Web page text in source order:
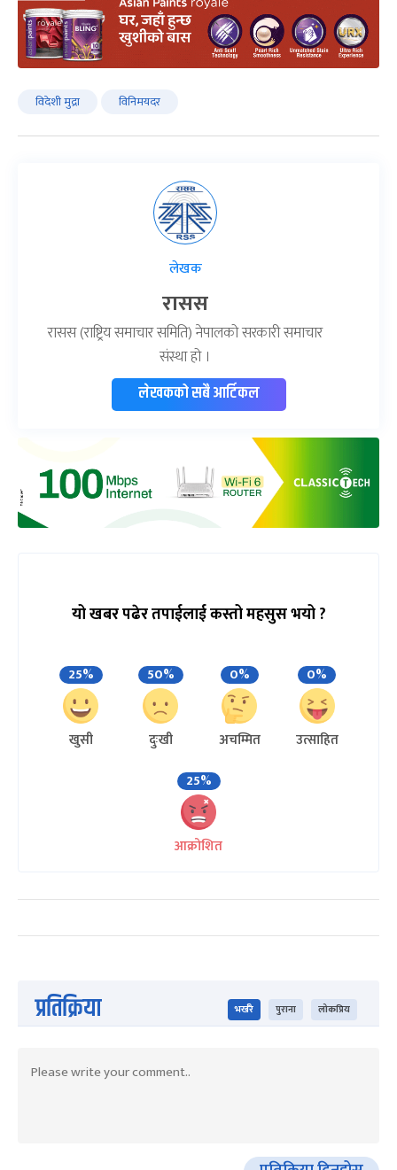
विदेशी मुद्रा विनिमयदर
लेखक
रासस
रासस (राष्ट्रिय समाचार समिति) नेपालको सरकारी समाचार
संस्था हो ।
लेखकको सबै आर्टिकल
यो खबर पढेर तपाईलाई कस्तो महसुस भयो ?
25%
खुसी
50%
दुःखी
0%
अचम्मित
0%
उत्साहित
25%
आक्रोशित
प्रतिक्रिया भर्खरै पुराना लोकप्रिय